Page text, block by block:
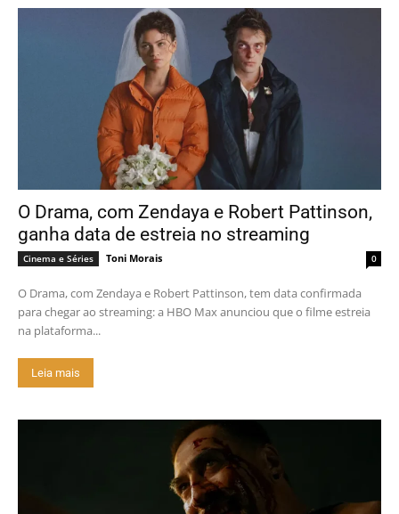
O Drama, com Zendaya e Robert Pattinson,
ganha data de estreia no streaming
Cinema e Séries Toni Morais 0
O Drama, com Zendaya e Robert Pattinson, tem data confirmada
para chegar ao streaming: a HBO Max anunciou que o filme estreia
na plataforma...
Leia mais